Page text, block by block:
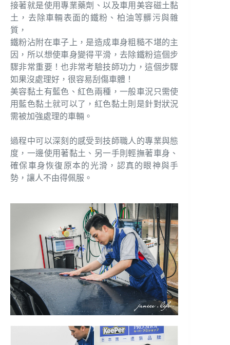
接著就是使用專業藥劑、以及車用美容磁土黏
土，去除車輛表面的鐵粉、柏油等髒污與雜
質，
鐵粉沾附在車子上，是造成車身粗糙不堪的主
因，所以想使車身變得平滑，去除鐵粉這個步
驟非常重要！也非常考驗技師功力，這個步驟
如果沒處理好，很容易刮傷車體！
美容黏土有藍色、紅色兩種，一般車況只需使
用藍色黏土就可以了，紅色黏土則是針對狀況
需被加強處理的車輛。
過程中可以深刻的感受到技師職人的專業與態
度，一邊使用著黏土、另一手則輕撫著車身、
確保車身恢復原本的光滑，認真的眼神與手
勢，讓人不由得佩服。